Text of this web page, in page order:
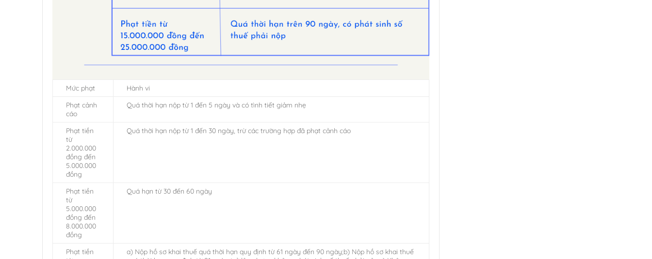
Mức phạt
Hành vi
Phạt cảnh
cáo
Quá thời hạn nộp từ 1 đến 5 ngày và có tình tiết giảm nhẹ
Phạt tiền
từ
2.000.000
đồng đến
5.000.000
đồng
Quá thời hạn nộp từ 1 đến 30 ngày, trừ các trường hợp đã phạt cảnh cáo
Phạt tiền
từ
5.000.000
đồng đến
8.000.000
đồng
Quá hạn từ 30 đến 60 ngày
Phạt tiền
a) Nộp hồ sơ khai thuế quá thời hạn quy định từ 61 ngày đến 90 ngày;b) Nộp hồ sơ khai thuế